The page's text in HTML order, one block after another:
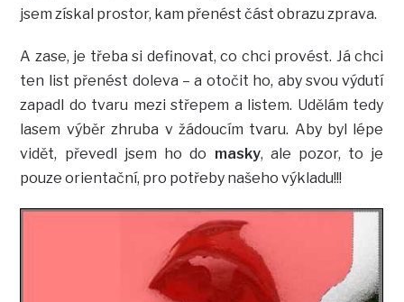
jsem získal prostor, kam přenést část obrazu zprava.
A zase, je třeba si definovat, co chci provést. Já chci
ten list přenést doleva – a otočit ho, aby svou výdutí
zapadl do tvaru mezi střepem a listem. Udělám tedy
lasem výběr zhruba v žádoucím tvaru. Aby byl lépe
vidět, převedl jsem ho do masky, ale pozor, to je
pouze orientační, pro potřeby našeho výkladu!!!